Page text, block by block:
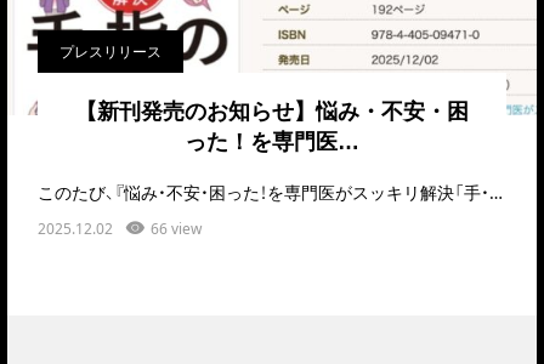
プレスリリース
【新刊発売のお知らせ】悩み・不安・困
った！を専門医…
このたび、『悩み・不安・困った！を専門医がスッキリ解決「手・指の痛み」』を2025年12月2…
2025.12.02 66 view